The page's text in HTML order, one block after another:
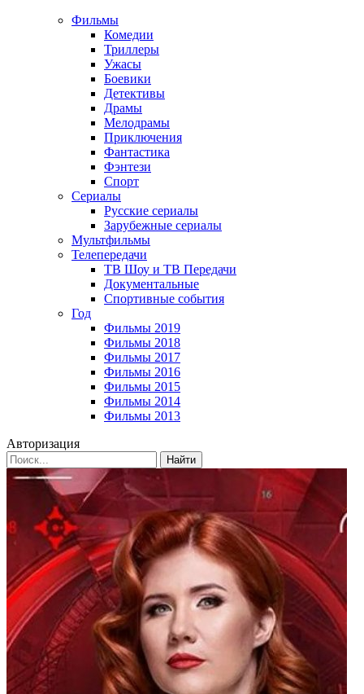
Фильмы
Комедии
Триллеры
Ужасы
Боевики
Детективы
Драмы
Мелодрамы
Приключения
Фантастика
Фэнтези
Спорт
Сериалы
Русские сериалы
Зарубежные сериалы
Мультфильмы
Телепередачи
ТВ Шоу и ТВ Передачи
Документальные
Спортивные события
Год
Фильмы 2019
Фильмы 2018
Фильмы 2017
Фильмы 2016
Фильмы 2015
Фильмы 2014
Фильмы 2013
Авторизация
Найти